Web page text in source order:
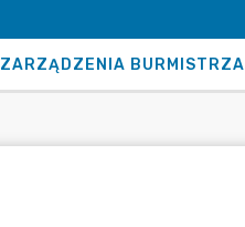
ZARZĄDZENIA BURMISTRZA